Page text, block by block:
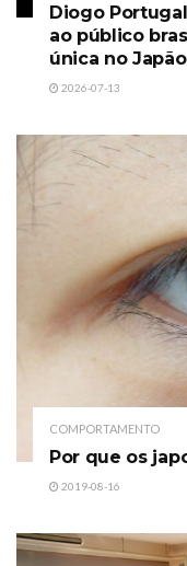
Diogo
ao público
única no Japão
2026-07-13
COMPORTAMENTO
Por que os
2019-08-16